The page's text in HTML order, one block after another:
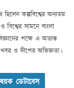
কল্পবিশ্বের অন্যতম
সামনে বাংলা
পক্ষে এ অত্যন্ত
খবর ও দীপের অভিজ্ঞতা।
ডেটাবেস